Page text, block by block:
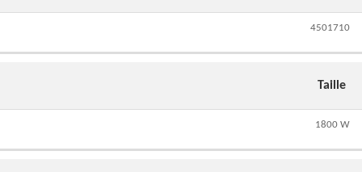
4501710
Taille
1800 W